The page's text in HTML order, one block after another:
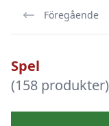
Föregående
Spel
(158 produkter)